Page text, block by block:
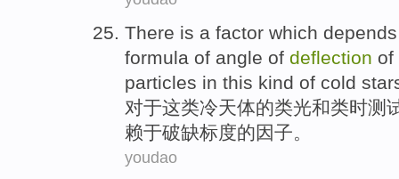
There is a factor which
formula of angle of deflection of
particles in this kind of cold
对于这类冷天体的类光和类时测
赖于破缺标度的因子。
youdao